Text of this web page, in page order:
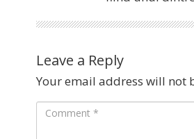
Leave a Reply
Your email address will not